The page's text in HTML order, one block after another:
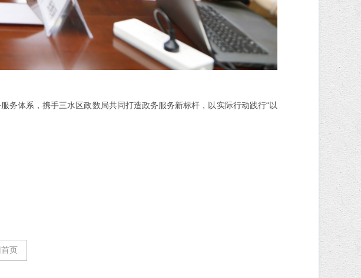
务体系，携手三水区政数局共同打造政务服务新标杆，以实际行动践行“以
页